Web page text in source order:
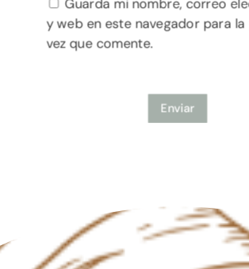
Guarda mi nombre, correo
y web en este navegador para
vez que comente.
Enviar